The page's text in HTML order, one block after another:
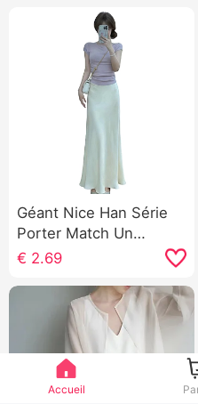
Géant Nice Han Série
Porter Match Un
ensemble complet
Robe Enfants Été 2026
Année Nouveau
Élégance Ajusté
Ensemble Robe longue
€ 2.69
Accueil